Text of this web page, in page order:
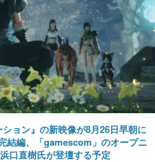
ョン』の新映像が8月26日早朝に
結編、「gamescom」のオープニ
口直樹氏が登壇する予定